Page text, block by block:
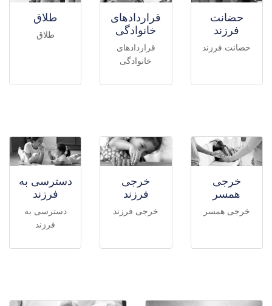
طلاق
طلاق
قراردادهای
خانوادگی
قراردادهای
خانوادگی
حضانت
فرزند
حضانت فرزند
دسترسی به
فرزند
دسترسی به
فرزند
خرجی
فرزند
خرجی فرزند
خرجی
همسر
خرجی همسر